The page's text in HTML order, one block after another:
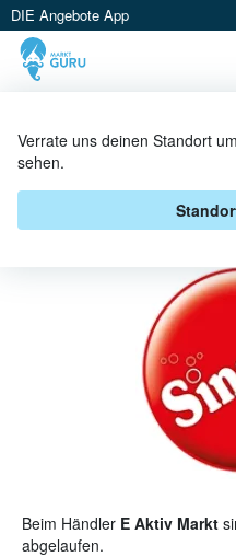
DIE Angebote App
Verrate uns deinen Standort um
sehen.
SINALCO BEI E
ANGEBOTE &
Beim Händler E Aktiv Markt
abgelaufen.